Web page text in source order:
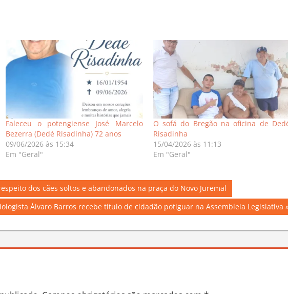
Faleceu o potengiense José Marcelo
Bezerra (Dedé Risadinha) 72 anos
09/06/2026 às 15:34
Em "Geral"
O sofá do Bregão na oficina de
Risadinha
15/04/2026 às 11:13
Em "Geral"
dos cães soltos e abandonados na praça do Novo Juremal
Álvaro Barros recebe título de cidadão potiguar na Assembleia Legislativa